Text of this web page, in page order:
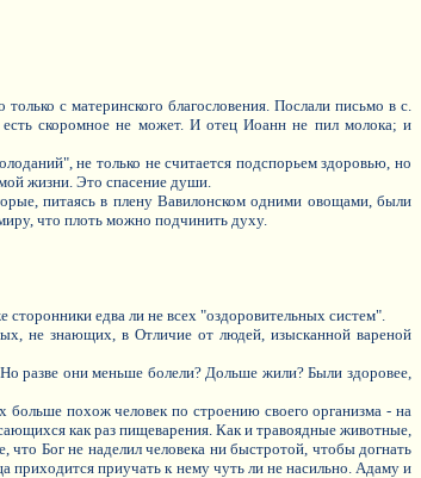
с материнского благословения. Послали письмо в с.
скоромное не может. И отец Иоанн не пил молока; и
не только не считается подспорьем здоровью, но
жизни. Это спасение души.
питаясь в плену Вавилонском одними овощами, были
что плоть можно подчинить духу.
едва ли не всех "оздоровительных систем".
не знающих, в Отличие от людей, изысканной вареной
разве они меньше болели? Дольше жили? Были здоровее,
похож человек по строению своего организма - на
как раз пищеварения. Как и травоядные животные,
что Бог не наделил человека ни быстротой, чтобы догнать
приходится приучать к нему чуть ли не насильно. Адаму и